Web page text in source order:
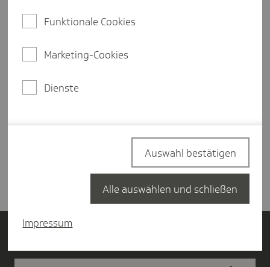
Passwort
Sie möchten sich erstmalig bei der TK
bewerben? Dann geht es hier zu unserem
Funktionale Cookies
Marketing-Cookies
Dienste
Impressum
Auswahl bestätigen
Alle auswählen und schließen